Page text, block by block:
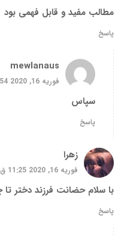
مطالب مفید و قابل فهمی بود
پاسخ
mewlanaus
فوریه 16, 2020 12:54 ب.ظ
سپاس
پاسخ
زهرا
فوریه 16, 2020 11:25 ق.ظ
با سلام حضانت فرزند دختر
پاسخ